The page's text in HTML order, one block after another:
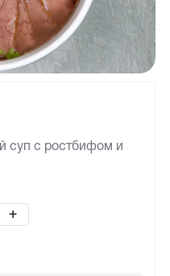
суп с ростбифом и
+